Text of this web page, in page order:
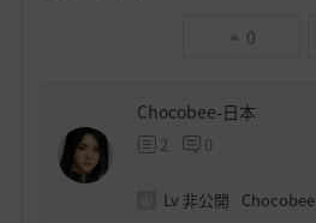
0
Chocobee-日本
2 0
Lv 非公開 Chocobee